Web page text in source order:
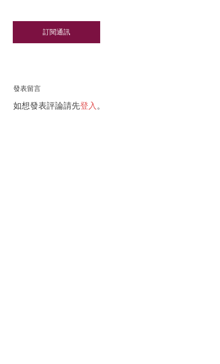
發表留言
如想發表評論請先登入 。